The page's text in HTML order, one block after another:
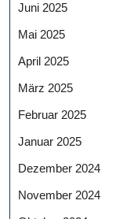
Juni 2025
Mai 2025
April 2025
März 2025
Februar 2025
Januar 2025
Dezember 2024
November 2024